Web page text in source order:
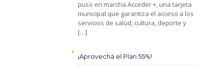
puso en marcha Acceder +, una tarjeta
municipal que garantiza el acceso a los
servicios de salud, cultura, deporte y
[…]
¡Aprovechá el Plan 55%!